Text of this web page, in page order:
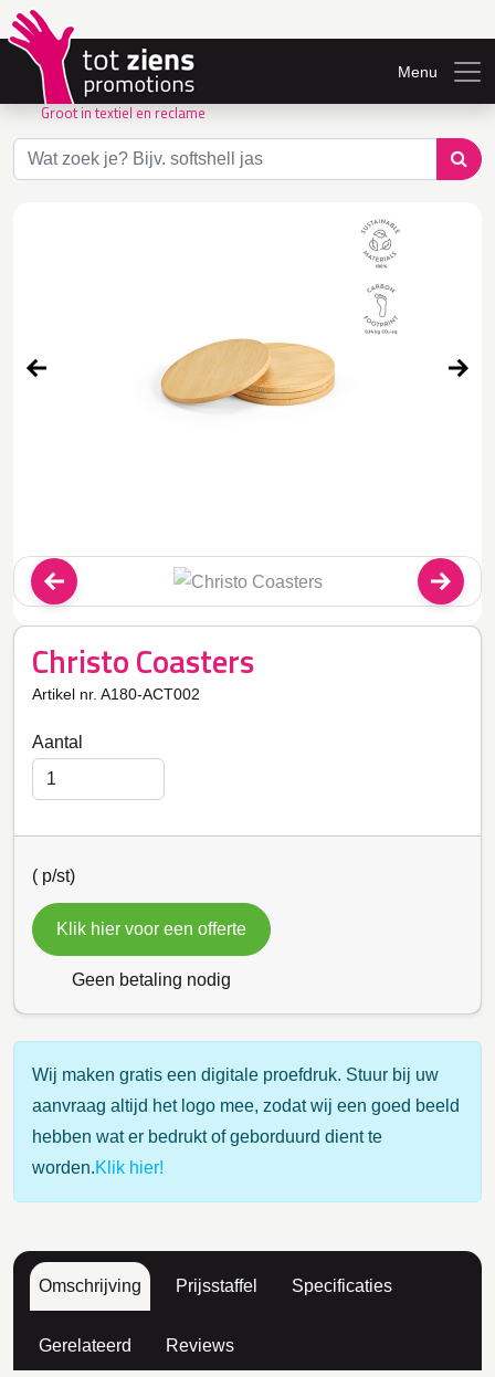
Groot in textiel en reclame
Menu
Christo Coasters
Artikel nr. A180-ACT002
Aantal
( p/st)
Klik hier voor een offerte
Geen betaling nodig
Wij maken gratis een digitale proefdruk. Stuur bij uw
aanvraag altijd het logo mee, zodat wij een goed beeld
hebben wat er bedrukt of geborduurd dient te
worden.Klik hier!
Omschrijving Prijsstaffel Specificaties
Gerelateerd Reviews